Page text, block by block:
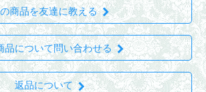
商品を友達に教える
品について問い合わせる
返品について